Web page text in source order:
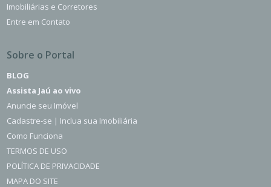
Imobiliárias e Corretores
Entre em Contato
Sobre o Portal
BLOG
Assista Jaú ao vivo
Anuncie seu Imóvel
Cadastre-se | Inclua sua Imobiliária
Como Funciona
TERMOS DE USO
POLÍTICA DE PRIVACIDADE
MAPA DO SITE